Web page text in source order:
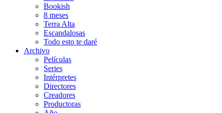
Bookish
8 meses
Terra Alta
Escandalosas
Todo esto te daré
Archivo
Películas
Series
Intérpretes
Directores
Creadores
Productoras